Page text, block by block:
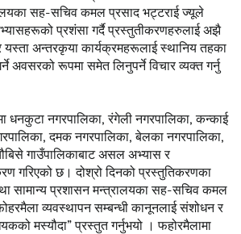
सह-सचिव कमल प्रसाद भट्टराई ज्यूले
प्रशंसा गर्दै प्रस्तुतीकरणहरुलाई अझै
यस्ता अन्तरकृया कार्यक्रमहरूलाई स्थानिय तहका
अवसरको रूपमा समेत लिनुपर्ने विचार व्यक्त गर्नु
धनकुटा नगरपालिका, रंगेली नगरपालिका, कन्काई
दमक नगरपालिका, बेलका नगरपालिका,
गाउँपालिकाबाट असल अभ्यास र
गरिएको छ। दोश्रो दिनको प्रस्तुतिकरणका
सामान्य प्रशासन मन्त्रालयका सह-सचिव कमल
व्यवस्थापन सम्बन्धी कानूनलाई संशोधन र
मस्यौदा” प्रस्तुत गर्नुभयो । फहोरमैलामा